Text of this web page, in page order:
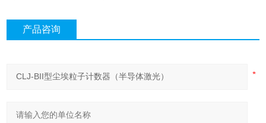
产品咨询